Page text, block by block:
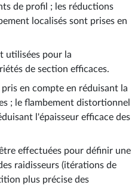
de profil ; les réductions
localisés sont prises en
utilisées pour la
de section efficaces.
en compte en réduisant la
; le flambement distortionnel
l'épaisseur efficace des
effectuées pour définir une
raidisseurs (itérations de
plus précise des